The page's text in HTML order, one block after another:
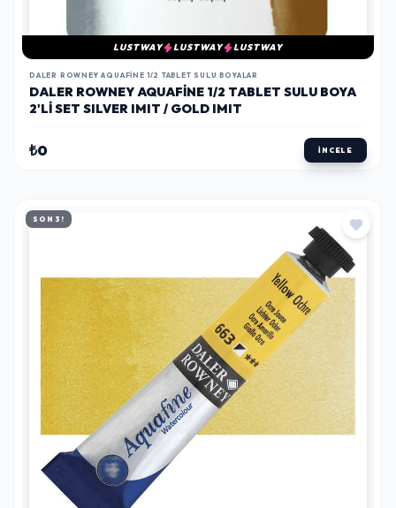
LUSTWAY LUSTWAY LUSTWAY
DALER ROWNEY AQUAFINE 1/2 TABLET SULU BOYALAR
DALER ROWNEY AQUAFINE 1/2 TABLET SULU BOYA
2'LI SET SILVER IMIT / GOLD IMIT
₺0 İNCELE
SON 3!